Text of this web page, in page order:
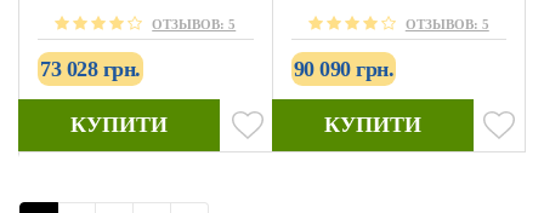
ОТЗЫВОВ: 5
73 028 грн.
КУПИТИ
ОТЗЫВОВ: 5
90 090 грн.
КУПИТИ